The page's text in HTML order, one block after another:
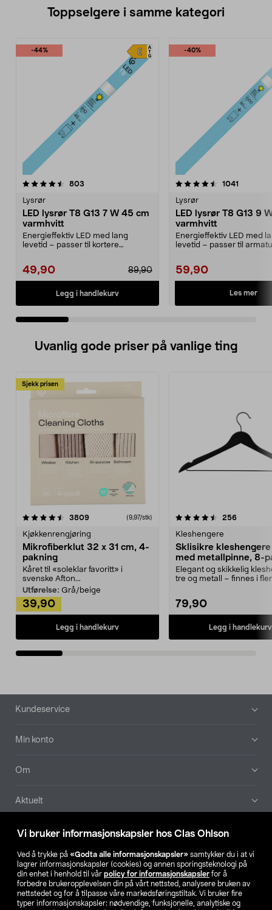
Vi bruker informasjonskapsler hos Clas Ohlson
Ved å trykke på «Godta alle informasjonskapsler» samtykker du i at vi
lagrer informasjonskapsler (cookies) og annen sporingsteknologi på
din enhet i henhold til vår policy for informasjonskapsler for å
forbedre brukeropplevelsen din på vårt nettsted, analysere bruken av
nettstedet og for å tilpasse våre markedsføringstiltak. Vi bruker fire
typer informasjonskapsler: nødvendige, funksjonelle, analytiske og
Toppselgere i samme kategori
-44%
803
Lysrør
LED lysrør T8 G13 7 W 45 cm
varmhvitt
Energieffektiv LED med lang
levetid – passer til kortere
49,90 89,90
Legg i handlekurv
-40%
4.5 av 5 stjerner 1041
Lysrør
LED lysrør T8 G13 9
varmhvitt
Energieffektiv LED med
levetid – passer til
59,90
Les mer
4.5 av 5 stjerner
Uvanlig gode priser på vanlige ting
Sjekk prisen
3809anmeldelser(9,97/stk)
Kjøkkenrengjøring
Mikrofiberklut 32 x 31 cm, 4-
pakning
Kåret til «soleklar favoritt» i
svenske Afton...
Utførelse: Grå/beige
39,90
Legg i handlekurv
4.5av 5 stjerner 256
Kleshengere
Sklisikre
med metallpinne, 8-
Elegant og skikkelig
tre og metall – finnes i
79,90
Legg i handlekurv
4.5av 5 stjerner
Bunntekst
Kundeservice
Min konto
Om
Aktuelt
Våre selskaper
Finn din butikk
SE NO FI